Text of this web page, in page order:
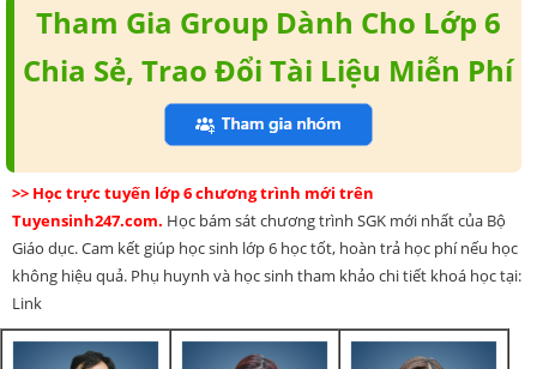
Tham Gia Group Dành Cho Lớp 6
Chia Sẻ, Trao Đổi Tài Liệu Miễn Phí
>> Học trực tuyến lớp 6 chương trình mới trên
Tuyensinh247.com. Học bám sát chương trình SGK mới nhất của Bộ
Giáo dục. Cam kết giúp học sinh lớp 6 học tốt, hoàn trả học phí nếu học
không hiệu quả. Phụ huynh và học sinh tham khảo chi tiết khoá học tại:
Link